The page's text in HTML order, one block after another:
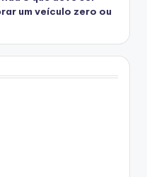
um veículo zero ou